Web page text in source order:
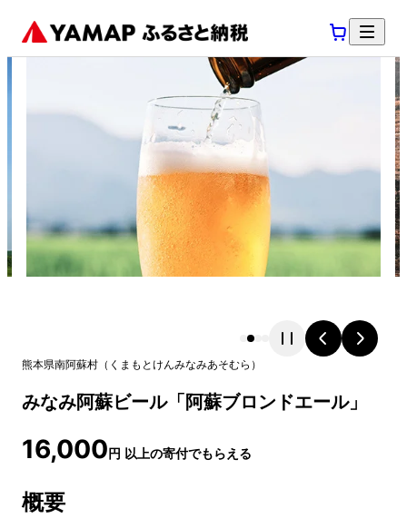
熊本県南阿蘇村 （ くまもとけんみなみあそむら ）
みなみ阿蘇ビール「阿蘇ブロンドエール」
16,000円 以上の寄付でもらえる
概要